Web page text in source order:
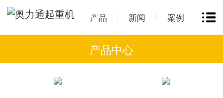
产品 新闻 案例
产品中心